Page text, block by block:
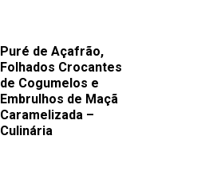
Puré de Açafrão,
Folhados Crocantes
de Cogumelos e
Embrulhos de Maçã
Caramelizada –
Culinária